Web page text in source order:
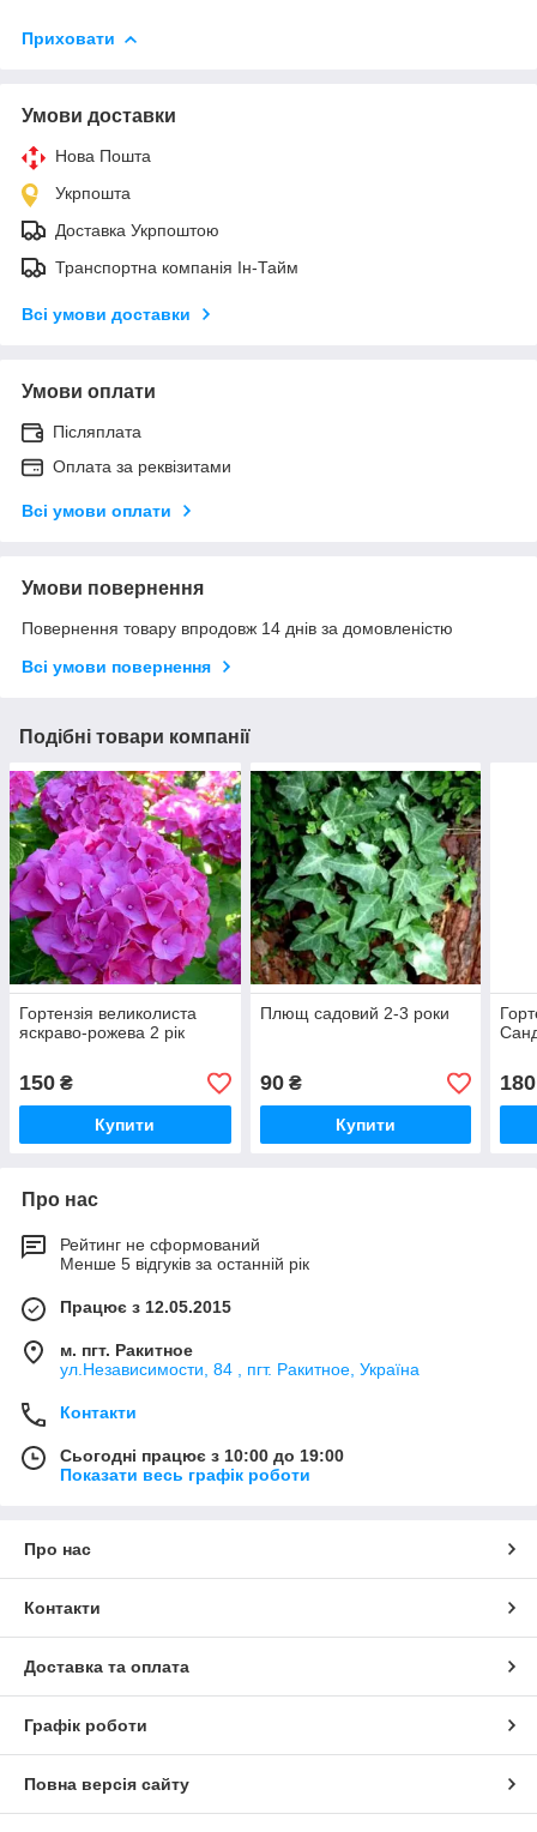
Приховати
Умови доставки
Нова Пошта
Укрпошта
Доставка Укрпоштою
Транспортна компанія Ін-Тайм
Всі умови доставки
Умови оплати
Післяплата
Оплата за реквізитами
Всі умови оплати
Умови повернення
Повернення товару впродовж 14 днів за домовленістю
Всі умови повернення
Подібні товари компанії
Гортензія великолиста
яскраво-рожева 2 рік
150 ₴
Купити
Плющ садовий 2-3 роки
90₴
Купити
180
Про нас
Рейтинг не сформований
Менше 5 відгуків за останній рік
Працює з 12.05.2015
м. пгт. Ракитное
ул.Независимости, 84 , пгт. Ракитное, Україна
Контакти
Сьогодні працює з 10:00 до 19:00
Показати весь графік роботи
Про нас
Контакти
Доставка та оплата
Графік роботи
Повна версія сайту